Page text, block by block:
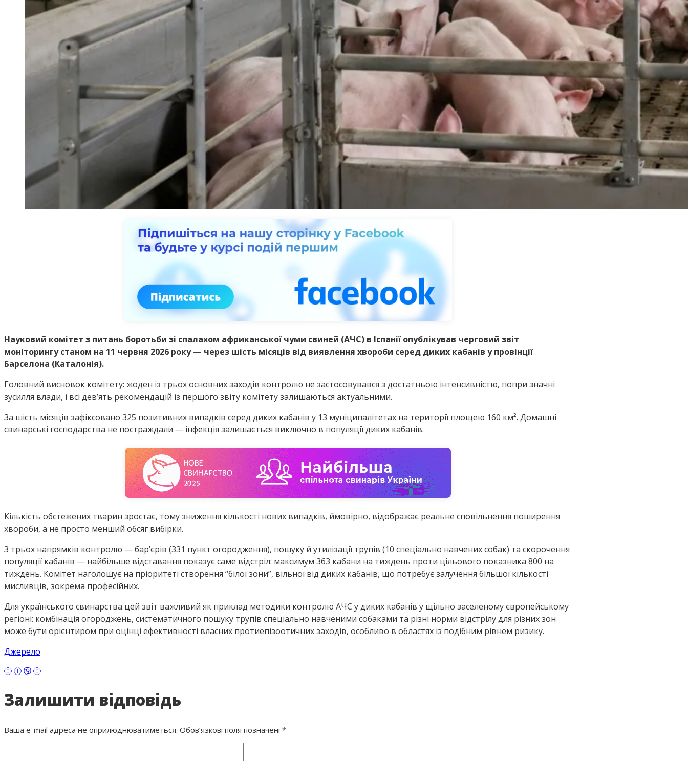
Науковий комітет з питань боротьби зі спалахом африканської чуми свиней (АЧС) в Іспанії опублікував черговий звіт
моніторингу станом на 11 червня 2026 року — через шість місяців від виявлення хвороби серед диких кабанів у провінції
Барселона (Каталонія).
Головний висновок комітету: жоден із трьох основних заходів контролю не застосовувався з достатньою інтенсивністю, попри значні
зусилля влади, і всі дев’ять рекомендацій із першого звіту комітету залишаються актуальними.
За шість місяців зафіксовано 325 позитивних випадків серед диких кабанів у 13 муніципалітетах на території площею 160 км². Домашні
свинарські господарства не постраждали — інфекція залишається виключно в популяції диких кабанів.
Кількість обстежених тварин зростає, тому зниження кількості нових випадків, ймовірно, відображає реальне сповільнення поширення
хвороби, а не просто менший обсяг вибірки.
З трьох напрямків контролю — бар’єрів (331 пункт огородження), пошуку й утилізації трупів (10 спеціально навчених собак) та скорочення
популяції кабанів — найбільше відставання показує саме відстріл: максимум 363 кабани на тиждень проти цільового показника 800 на
тиждень. Комітет наголошує на пріоритеті створення “білої зони”, вільної від диких кабанів, що потребує залучення більшої кількості
мисливців, зокрема професійних.
Для українського свинарства цей звіт важливий як приклад методики контролю АЧС у диких кабанів у щільно заселеному європейському
регіоні: комбінація огороджень, систематичного пошуку трупів спеціально навченими собаками та різні норми відстрілу для різних зон
може бути орієнтиром при оцінці ефективності власних протиепізоотичних заходів, особливо в областях із подібним рівнем ризику.
Джерело
Залишити відповідь
Ваша e-mail адреса не оприлюднюватиметься. Обов’язкові поля позначені *